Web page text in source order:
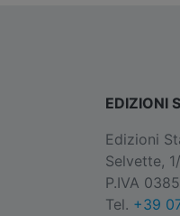
EDIZIONI
Edizioni
Selvette,
P.IVA
Tel. +39